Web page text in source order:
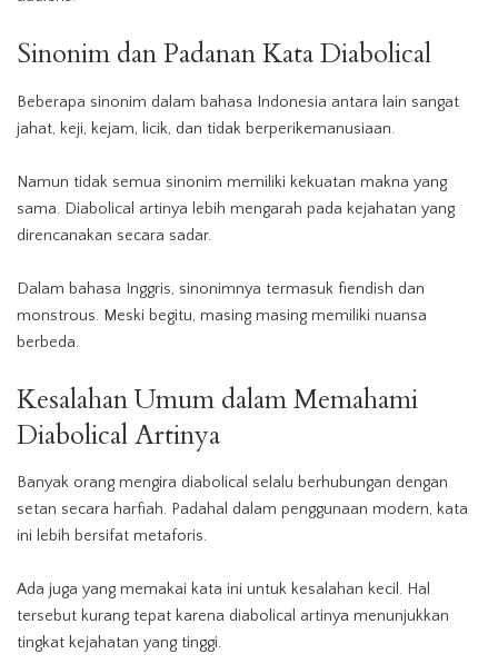
Sinonim dan Padanan Kata Diabolical
Beberapa sinonim dalam bahasa Indonesia antara lain sangat
jahat, keji, kejam, licik, dan tidak berperikemanusiaan.
Namun tidak semua sinonim memiliki kekuatan makna yang
sama. Diabolical artinya lebih mengarah pada kejahatan yang
direncanakan secara sadar.
Dalam bahasa Inggris, sinonimnya termasuk fiendish dan
monstrous. Meski begitu, masing masing memiliki nuansa
berbeda.
Kesalahan Umum dalam Memahami
Diabolical Artinya
Banyak orang mengira diabolical selalu berhubungan dengan
setan secara harfiah. Padahal dalam penggunaan modern, kata
ini lebih bersifat metaforis.
Ada juga yang memakai kata ini untuk kesalahan kecil. Hal
tersebut kurang tepat karena diabolical artinya menunjukkan
tingkat kejahatan yang tinggi.